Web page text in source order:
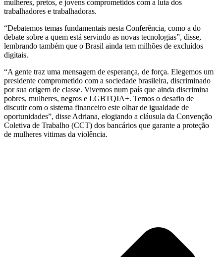
mulheres, pretos, e jovens comprometidos com a luta dos
trabalhadores e trabalhadoras.
“Debatemos temas fundamentais nesta Conferência, como a do
debate sobre a quem está servindo as novas tecnologias”, disse,
lembrando também que o Brasil ainda tem milhões de excluídos
digitais.
“A gente traz uma mensagem de esperança, de força. Elegemos um
presidente comprometido com a sociedade brasileira, discriminado
por sua origem de classe. Vivemos num país que ainda discrimina
pobres, mulheres, negros e LGBTQIA+. Temos o desafio de
discutir com o sistema financeiro este olhar de igualdade de
oportunidades”, disse Adriana, elogiando a cláusula da Convenção
Coletiva de Trabalho (CCT) dos bancários que garante a proteção
de mulheres vitimas da violência.